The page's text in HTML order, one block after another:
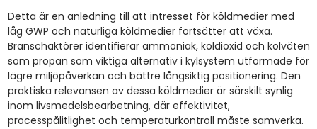
Detta är en anledning till att intresset för köldmedier med
låg GWP och naturliga köldmedier fortsätter att växa.
Branschaktörer identifierar ammoniak, koldioxid och kolväten
som propan som viktiga alternativ i kylsystem utformade för
lägre miljöpåverkan och bättre långsiktig positionering. Den
praktiska relevansen av dessa köldmedier är särskilt synlig
inom livsmedelsbearbetning, där effektivitet,
processpålitlighet och temperaturkontroll måste samverka.